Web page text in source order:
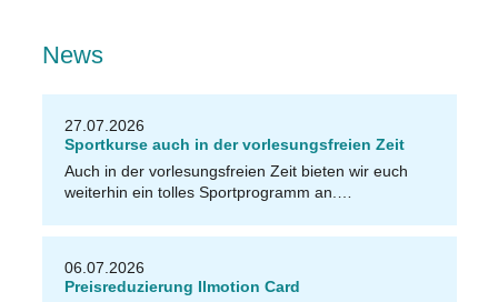
News
27.07.2026
Sportkurse auch in der vorlesungsfreien Zeit
Auch in der vorlesungsfreien Zeit bieten wir euch
weiterhin ein tolles Sportprogramm an.…
06.07.2026
Preisreduzierung Ilmotion Card